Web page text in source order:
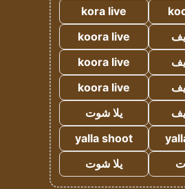
kora live
koora live
koora live
koora live
يلا شوت
yalla shoot
يلا شوت